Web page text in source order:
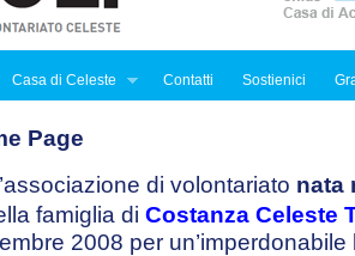
Casa di Celeste Contatti Sostienici
Page
di volontariato nata
famiglia di Costanza Celeste
2008 per